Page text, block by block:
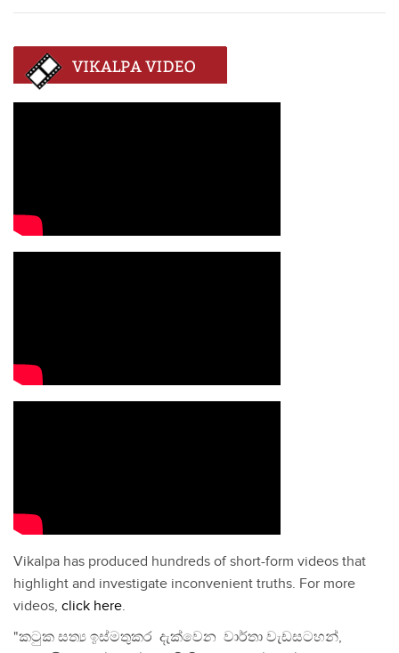
Vikalpa has produced hundreds of short-form videos that
highlight and investigate inconvenient truths. For more
videos, click here.
"කටුක සත්‍ය ඉස්මතුකර දැක්වෙන වාර්තා වැඩසටහන්,